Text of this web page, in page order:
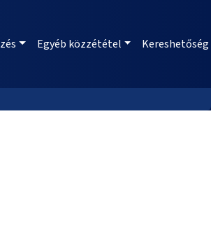
Egyéb közzététel Kereshetőség